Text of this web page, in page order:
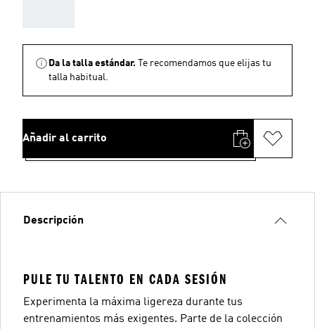
Da la talla estándar.
Te recomendamos que elijas tu
talla habitual.
Añadir al carrito
Descripción
PULE TU TALENTO EN CADA SESIÓN
Experimenta la máxima ligereza durante tus
entrenamientos más exigentes. Parte de la colección